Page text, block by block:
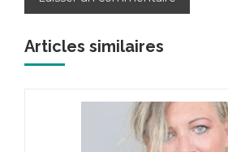
Articles similaires